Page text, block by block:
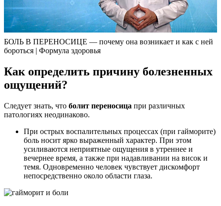
БОЛЬ В ПЕРЕНОСИЦЕ — почему она возникает и как с ней
бороться | Формула здоровья
Как определить причину болезненных
ощущений?
Следует знать, что болит переносица при различных
патологиях неодинаково.
При острых воспалительных процессах (при гайморите)
боль носит ярко выраженный характер. При этом
усиливаются неприятные ощущения в утреннее и
вечернее время, а также при надавливании на висок и
темя. Одновременно человек чувствует дискомфорт
непосредственно около области глаза.